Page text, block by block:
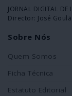
JORNAL DIGITAL
Director: José
Sobre Nós
Quem Somos
Ficha Técnica
Estatuto Editorial